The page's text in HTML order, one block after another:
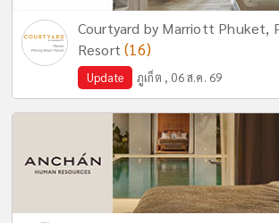
Courtyard by Marriott Phuket,
Resort(16)
Update ภูเก็ต , 06 ส.ค. 69